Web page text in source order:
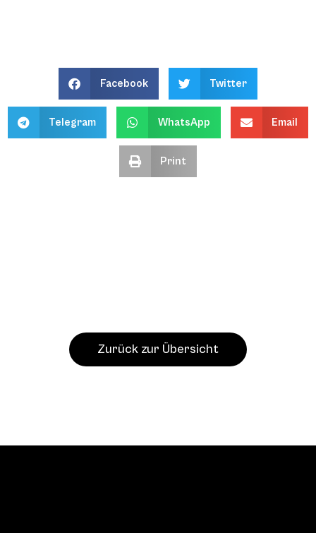
Facebook Twitter
Telegram WhatsApp Email
Print
Zurück zur Übersicht